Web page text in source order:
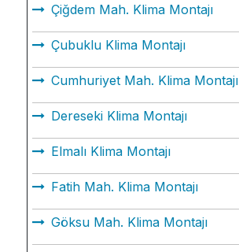
Çiğdem Mah. Klima Montajı
Çubuklu Klima Montajı
Cumhuriyet Mah. Klima Montajı
Dereseki Klima Montajı
Elmalı Klima Montajı
Fatih Mah. Klima Montajı
Göksu Mah. Klima Montajı